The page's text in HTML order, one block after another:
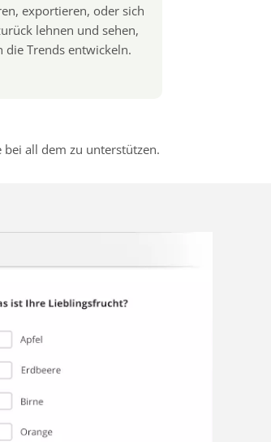
exportieren, oder sich
lehnen und sehen,
die Trends entwickeln.
all dem zu unterstützen.